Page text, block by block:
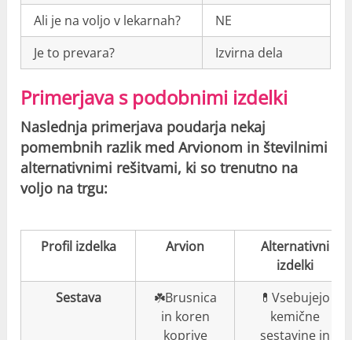
Ali je na voljo v lekarnah?
NE
Je to prevara?
Izvirna dela
Primerjava s podobnimi izdelki
Naslednja primerjava poudarja nekaj
pomembnih razlik med Arvionom in številnimi
alternativnimi rešitvami, ki so trenutno na
voljo na trgu:
Profil izdelka Arvion
Alternativni
izdelki
Sestava
☘️Brusnica
in koren
koprive
💊Vsebujejo
kemične
sestavine in